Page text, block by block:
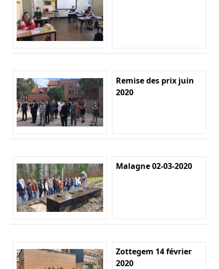
Remise des prix juin
2020
Malagne 02-03-2020
Zottegem 14 février
2020